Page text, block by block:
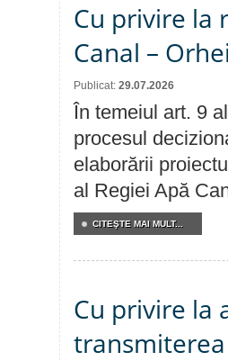
Cu privire la
Canal –
Publicat: 29.07.2026
În temeiul art. 9
procesul
elaborării
al Regiei Apă
CITEŞTE MAI MULT...
Cu privire la